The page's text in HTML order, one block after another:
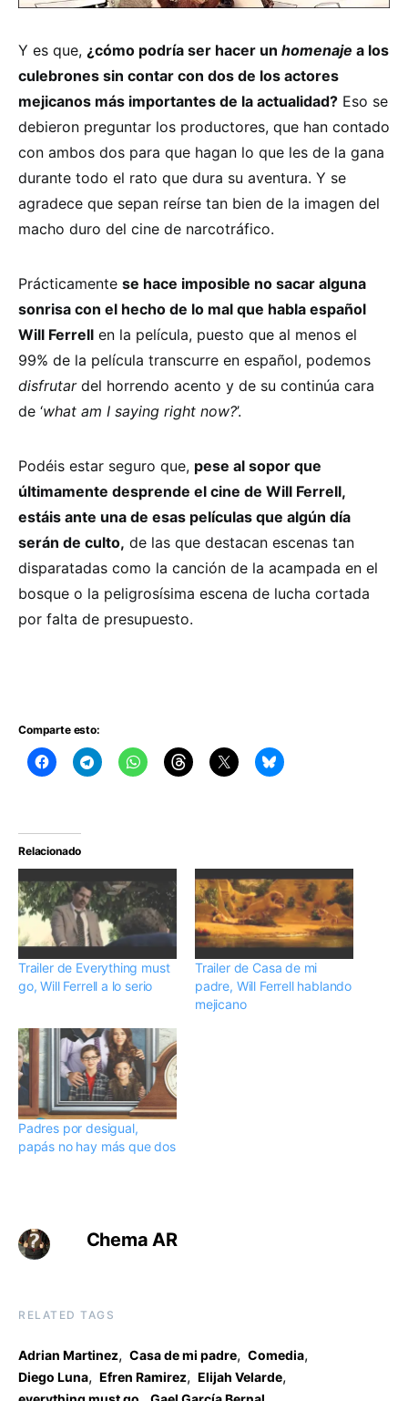
Y es que, ¿cómo podría ser hacer un homenaje a los
culebrones sin contar con dos de los actores
mejicanos más importantes de la actualidad? Eso se
debieron preguntar los productores, que han contado
con ambos dos para que hagan lo que les de la gana
durante todo el rato que dura su aventura. Y se
agradece que sepan reírse tan bien de la imagen del
macho duro del cine de narcotráfico.
Prácticamente se hace imposible no sacar alguna
sonrisa con el hecho de lo mal que habla español
Will Ferrell en la película, puesto que al menos el
99% de la película transcurre en español, podemos
disfrutar del horrendo acento y de su continúa cara
de ‘what am I saying right now?’.
Podéis estar seguro que, pese al sopor que
últimamente desprende el cine de Will Ferrell,
estáis ante una de esas películas que algún día
serán de culto, de las que destacan escenas tan
disparatadas como la canción de la acampada en el
bosque o la peligrosísima escena de lucha cortada
por falta de presupuesto.
Comparte esto:
Relacionado
Trailer de Everything must
go, Will Ferrell a lo serio
Trailer de Casa de mi
padre, Will Ferrell hablando
mejicano
Padres por desigual,
papás no hay más que dos
Chema AR
RELATED TAGS
Adrian Martinez, Casa de mi padre, Comedia,
Diego Luna, Efren Ramirez, Elijah Velarde,